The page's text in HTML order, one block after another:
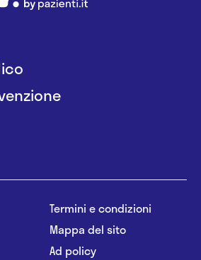
Termini e condizioni
Mappa del sito
Ad policy